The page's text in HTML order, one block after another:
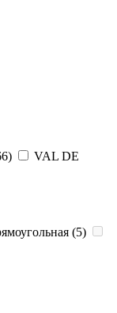
)
VAL DE
(5)